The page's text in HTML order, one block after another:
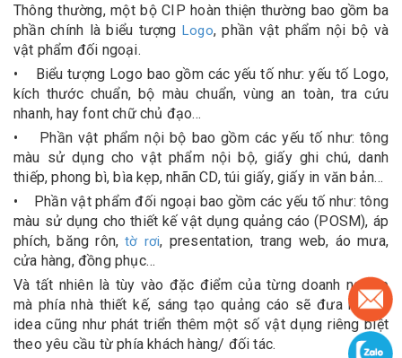
Thông thường, một bộ CIP hoàn thiện thường bao gồm ba
phần chính là biểu tượng Logo, phần vật phẩm nội bộ và
vật phẩm đối ngoại.
• Biểu tượng Logo bao gồm các yếu tố như: yếu tố Logo,
kích thước chuẩn, bộ màu chuẩn, vùng an toàn, tra cứu
nhanh, hay font chữ chủ đạo…
• Phần vật phẩm nội bộ bao gồm các yếu tố như: tông
màu sử dụng cho vật phẩm nội bộ, giấy ghi chú, danh
thiếp, phong bì, bìa kẹp, nhãn CD, túi giấy, giấy in văn bản…
• Phần vật phẩm đối ngoại bao gồm các yếu tố như: tông
màu sử dụng cho thiết kế vật dụng quảng cáo (POSM), áp
phích, băng rôn,tờ rơi, presentation, trang web, áo mưa,
cửa hàng, đồng phục…
Và tất nhiên là tùy vào đặc điểm của từng doanh nghiệp
mà phía nhà thiết kế, sáng tạo quảng cáo sẽ đưa ra các
idea cũng như phát triển thêm một số vật dụng riêng biệt
theo yêu cầu từ phía khách hàng/ đối tác.